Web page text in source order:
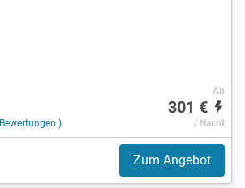
)
Ab
301 €
/ Nacht
Zum Angebot